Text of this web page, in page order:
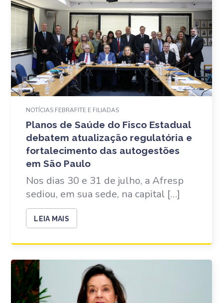
NOTÍCIAS FEBRAFITE E FILIADAS
Planos de Saúde do Fisco Estadual
debatem atualização regulatória e
fortalecimento das autogestões
em São Paulo
Nos dias 30 e 31 de julho, a Afresp
sediou, em sua sede, na capital […]
LEIA MAIS